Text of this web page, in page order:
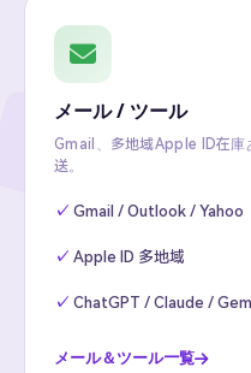
メール / ツール
Gmail、多地域Apple ID在庫
送。
Gmail / Outlook / Yahoo
Apple ID 多地域
ChatGPT / Claude /
メール＆ツール一覧